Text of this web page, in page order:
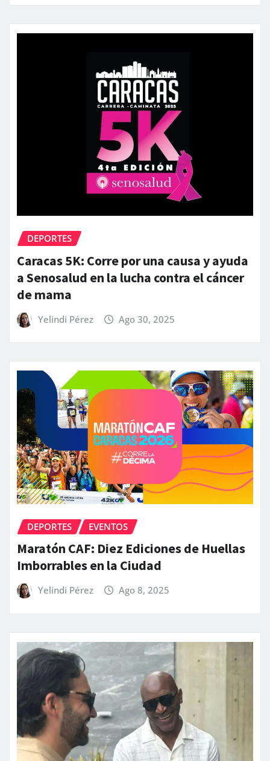
DEPORTES
Caracas 5K: Corre por una causa y ayuda
a Senosalud en la lucha contra el cáncer
de mama
Yelindi Pérez Ago 30, 2025
DEPORTES EVENTOS
Maratón CAF: Diez Ediciones de Huellas
Imborrables en la Ciudad
Yelindi Pérez Ago 8, 2025